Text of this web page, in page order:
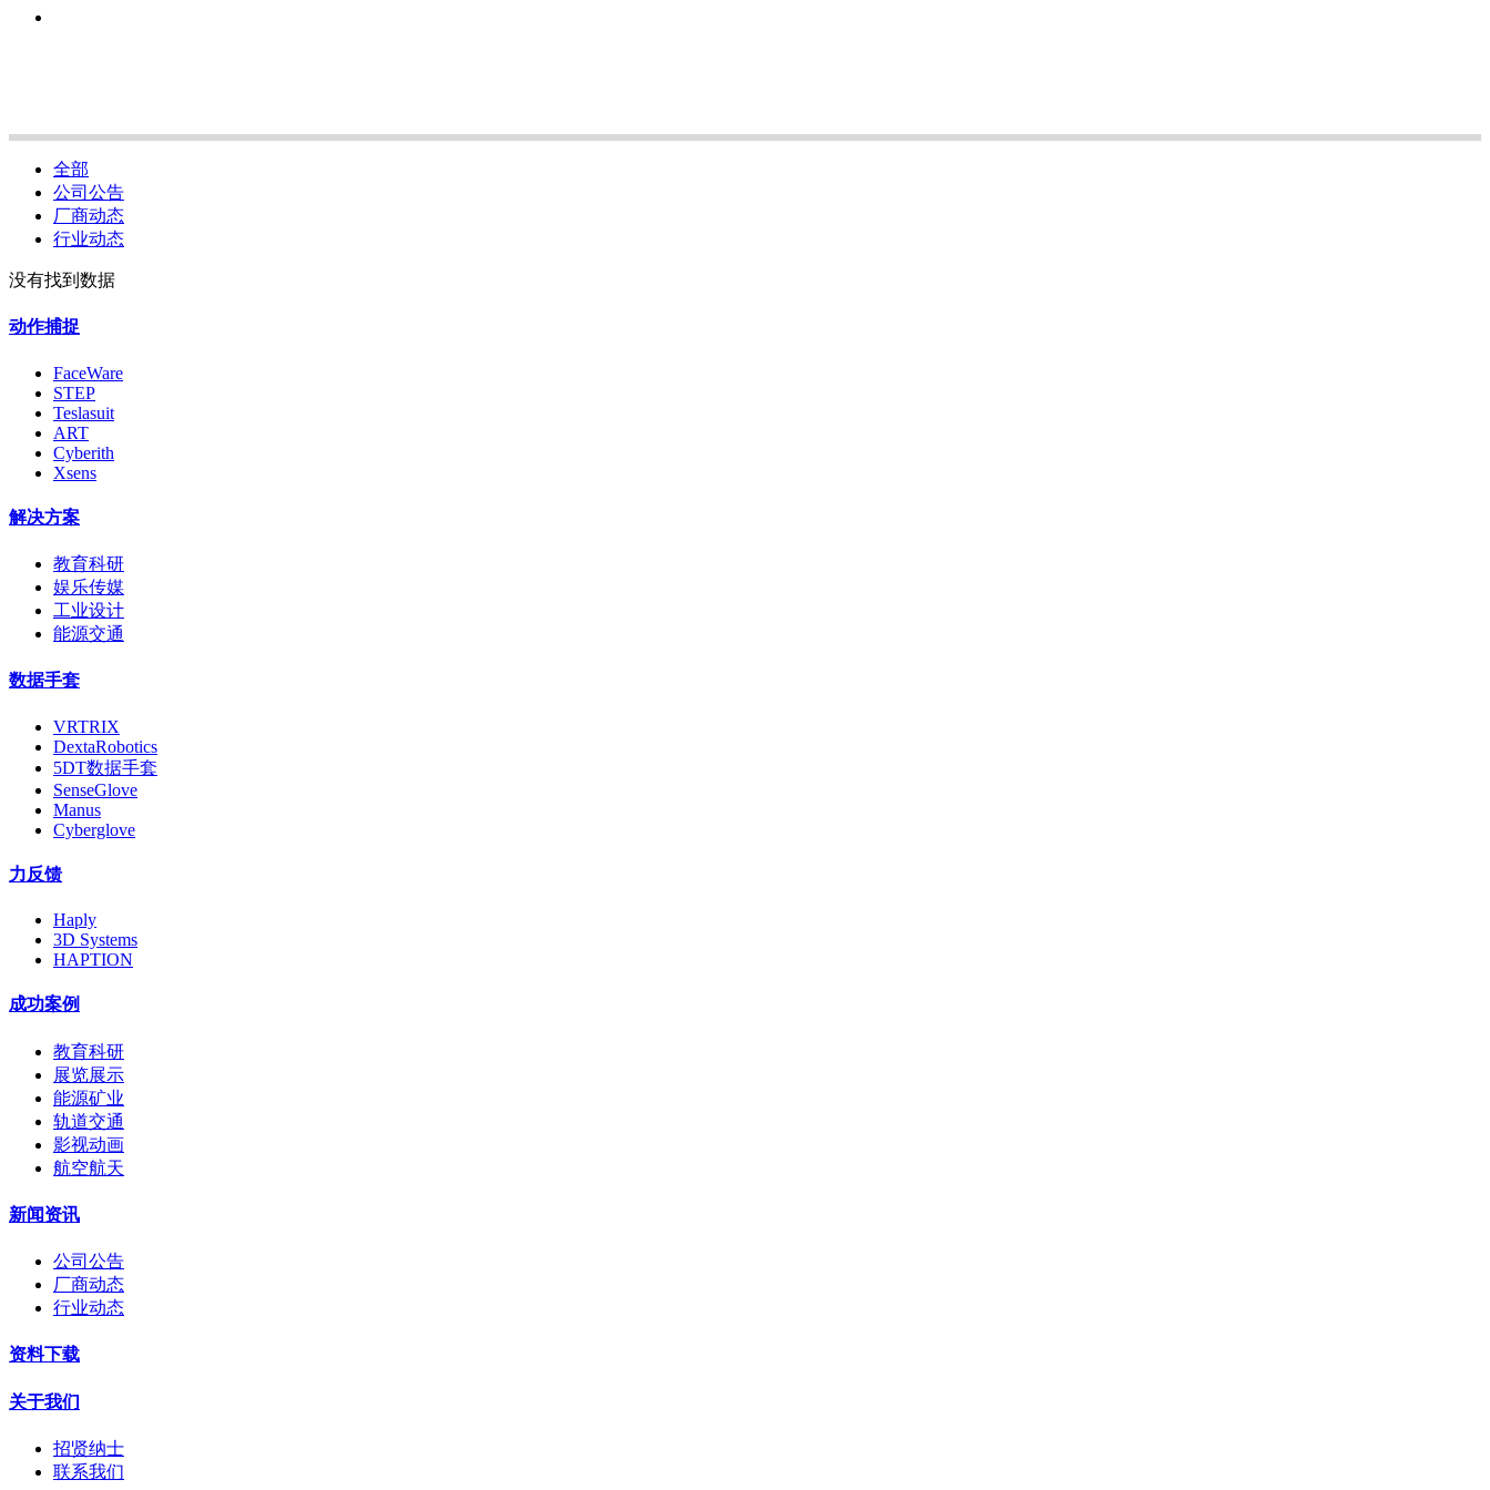
全部
公司公告
厂商动态
行业动态
没有找到数据
动作捕捉
FaceWare
STEP
Teslasuit
ART
Cyberith
Xsens
解决方案
教育科研
娱乐传媒
工业设计
能源交通
数据手套
VRTRIX
DextaRobotics
5DT数据手套
SenseGlove
Manus
Cyberglove
力反馈
Haply
3D Systems
HAPTION
成功案例
教育科研
展览展示
能源矿业
轨道交通
影视动画
航空航天
新闻资讯
公司公告
厂商动态
行业动态
资料下载
关于我们
招贤纳士
联系我们